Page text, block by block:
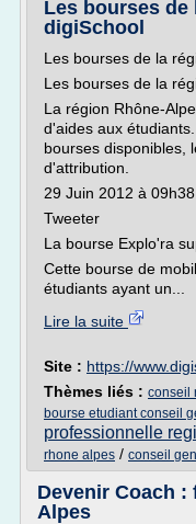
Les bourses de
digiSchool
Les bourses de la
Les bourses de la
La région Rhône-
d'aides aux
bourses disponibles,
d'attribution.
29 Juin 2012 à 09h38
Tweeter
La bourse Explo'ra
Cette bourse de
étudiants ayant un...
Lire la suite
Site : https://
Thèmes liés : conseil
bourse etudiant conseil
professionnelle
rhone alpes / conseil
Devenir Coach
Alpes